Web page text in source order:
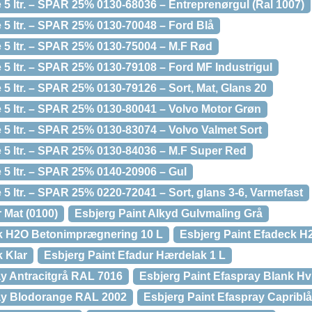
ltr. – SPAR 25% 0130-68036 – Entreprenørgul (Ral 1007)
ltr. – SPAR 25% 0130-70048 – Ford Blå
ltr. – SPAR 25% 0130-75004 – M.F Rød
ltr. – SPAR 25% 0130-79108 – Ford MF Industrigul
ltr. – SPAR 25% 0130-79126 – Sort, Mat, Glans 20
ltr. – SPAR 25% 0130-80041 – Volvo Motor Grøn
ltr. – SPAR 25% 0130-83074 – Volvo Valmet Sort
ltr. – SPAR 25% 0130-84036 – M.F Super Red
ltr. – SPAR 25% 0140-20906 – Gul
ltr. – SPAR 25% 0220-72041 – Sort, glans 3-6, Varmefast
(0100)
Esbjerg Paint Alkyd Gulvmaling Grå
H2O Betonimprægnering 10 L
Esbjerg Paint Efadeck
Klar
Esbjerg Paint Efadur Hærdelak 1 L
Antracitgrå RAL 7016
Esbjerg Paint Efaspray Blank
Blodorange RAL 2002
Esbjerg Paint Efaspray